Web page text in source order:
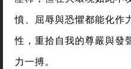
憤、屈辱與恐懼都能化作
性，重拾自我的尊嚴與發
力一搏。